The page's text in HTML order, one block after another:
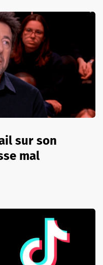
sur son
mal